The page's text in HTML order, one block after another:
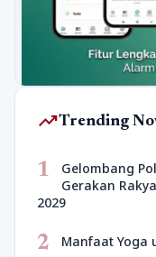
trending_upTrending
1
Gelombang
Gerakan
2029
2 Manfaat Yoga